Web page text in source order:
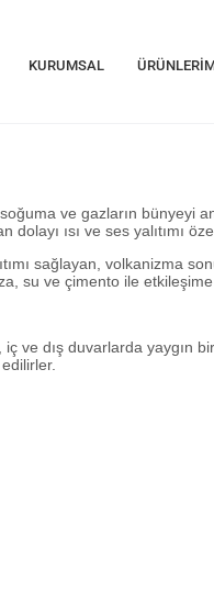
KURUMSAL
ve gazların bünyeyi
ısı ve ses yalıtımı
sağlayan, volkanizma
su ve çimento ile
ve dış duvarlarda yaygın